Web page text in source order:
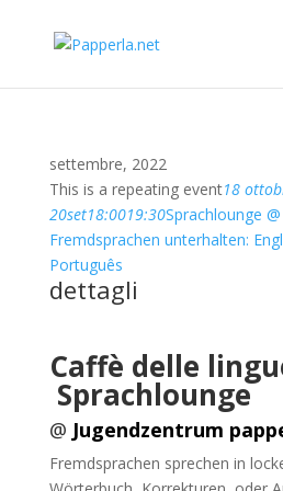
settembre, 2022
This is a repeating event18
20set18:0019:30Sprachlounge
Fremdsprachen unterhalten:
Português
dettagli
Caffè delle
Sprachlounge
@ Jugendzentrum
Fremdsprachen sprechen in